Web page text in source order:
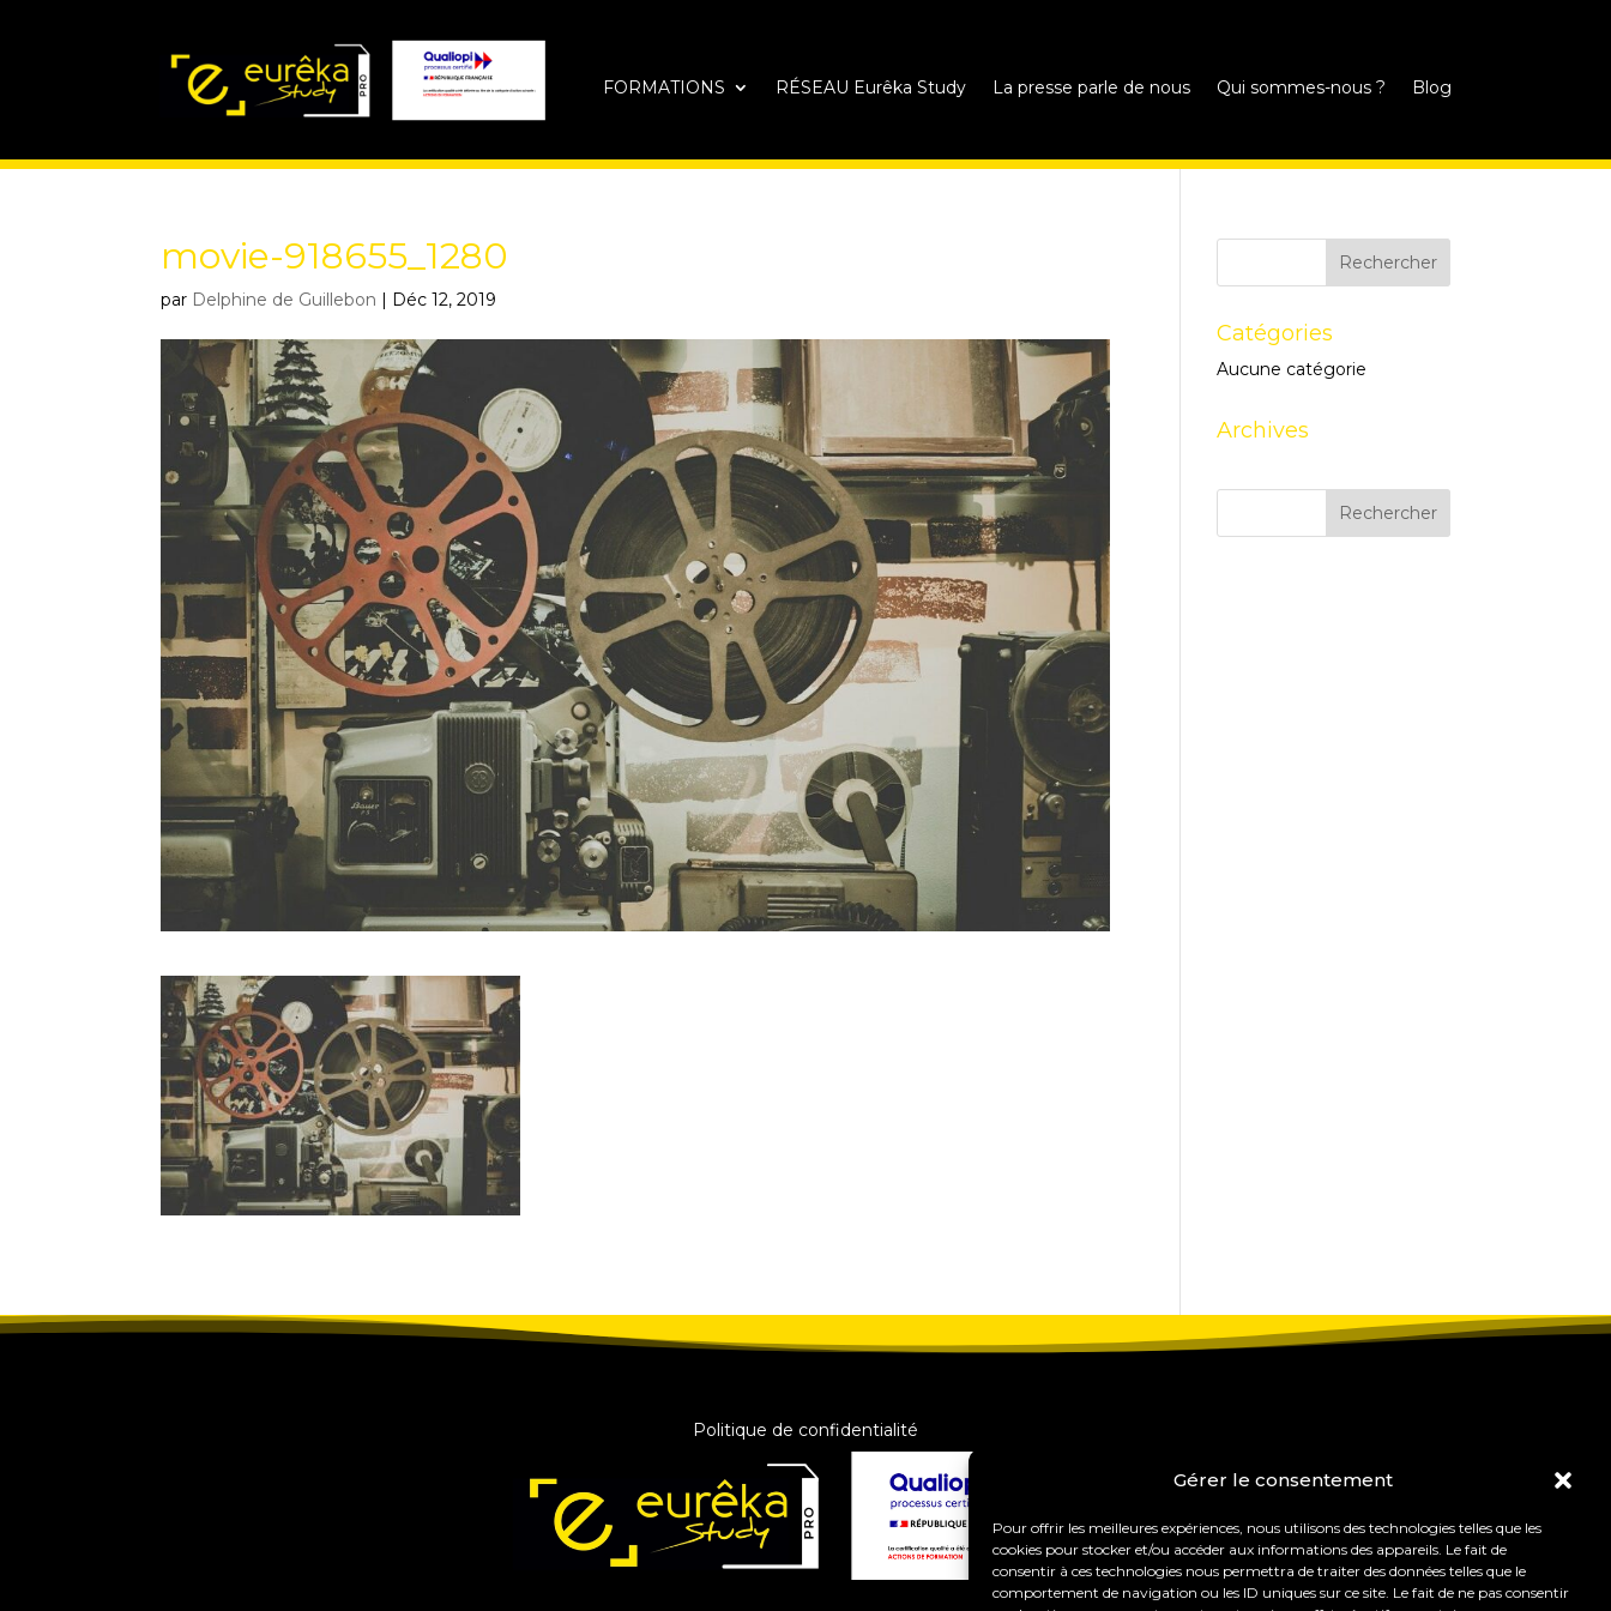
Gérer le consentement
Pour offrir les meilleures expériences, nous utilisons des technologies telles que les
cookies pour stocker et/ou accéder aux informations des appareils. Le fait de
consentir à ces technologies nous permettra de traiter des données telles que le
comportement de navigation ou les ID uniques sur ce site. Le fait de ne pas consentir
FORMATIONS RÉSEAU Eurêka Study La presse parle de nous Qui sommes-nous ? Blog
movie-918655_1280
par Delphine de Guillebon | Déc 12, 2019
Catégories
Aucune catégorie
Archives
Politique de confidentialité